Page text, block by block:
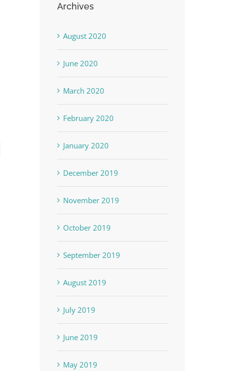
Archives
August 2020
June 2020
March 2020
February 2020
January 2020
December 2019
November 2019
October 2019
September 2019
August 2019
July 2019
June 2019
May 2019